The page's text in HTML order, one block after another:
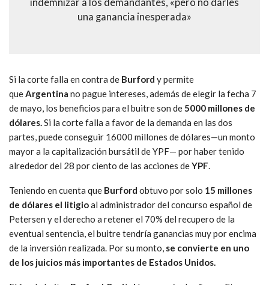
indemnizar a los demandantes, «pero no darles
una ganancia inesperada»
Si la corte falla en contra de Burford y permite
queArgentina no pague intereses, además de elegir la fecha 7
de mayo, los beneficios para el buitre son de5000 millones de
dólares.Si la corte falla a favor de la demanda en las dos
partes, puede conseguir 16000 millones de dólares—un monto
mayor a la capitalización bursátil de YPF— por haber tenido
alrededor del 28 por ciento de las acciones deYPF.
Teniendo en cuenta que Burford obtuvo por solo 15 millones
de dólares el litigioal administrador del concurso español de
Petersen y el derecho a retener el 70% del recupero de la
eventual sentencia, el buitre tendría ganancias muy por encima
de la inversión realizada. Por su monto, se convierte en uno
de los juicios más importantes de Estados Unidos.